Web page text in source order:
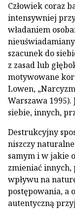
Człowiek coraz
intensywniej
władaniem
szacunek do
z zasad lub
motywowane
Lowen,
Warszawa
siebie, innych,
Destrukcyjny
niszczy
samym i w jakie
zmieniać innych,
wpływu na
postępowania, a
autentyczną